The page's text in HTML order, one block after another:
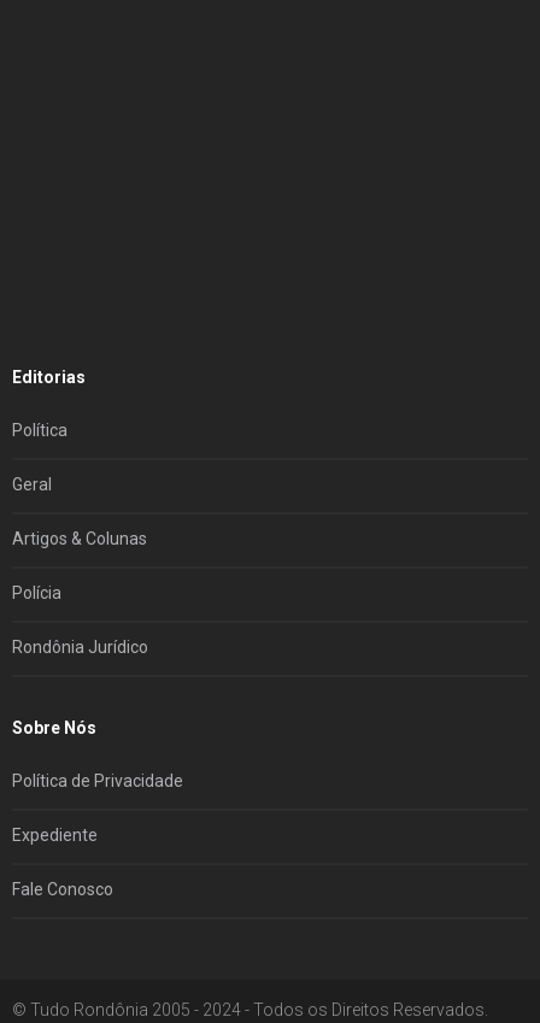
Editorias
Política
Geral
Artigos & Colunas
Polícia
Rondônia Jurídico
Sobre Nós
Política de Privacidade
Expediente
Fale Conosco
© Tudo Rondônia 2005 - 2024 - Todos os Direitos Reservados.